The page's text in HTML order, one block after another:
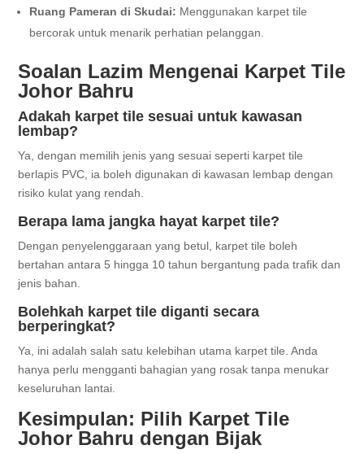
Ruang Pameran di Skudai: Menggunakan karpet tile
bercorak untuk menarik perhatian pelanggan.
Soalan Lazim Mengenai Karpet Tile
Johor Bahru
Adakah karpet tile sesuai untuk kawasan
lembap?
Ya, dengan memilih jenis yang sesuai seperti karpet tile
berlapis PVC, ia boleh digunakan di kawasan lembap dengan
risiko kulat yang rendah.
Berapa lama jangka hayat karpet tile?
Dengan penyelenggaraan yang betul, karpet tile boleh
bertahan antara 5 hingga 10 tahun bergantung pada trafik dan
jenis bahan.
Bolehkah karpet tile diganti secara
berperingkat?
Ya, ini adalah salah satu kelebihan utama karpet tile. Anda
hanya perlu mengganti bahagian yang rosak tanpa menukar
keseluruhan lantai.
Kesimpulan: Pilih Karpet Tile
Johor Bahru dengan Bijak